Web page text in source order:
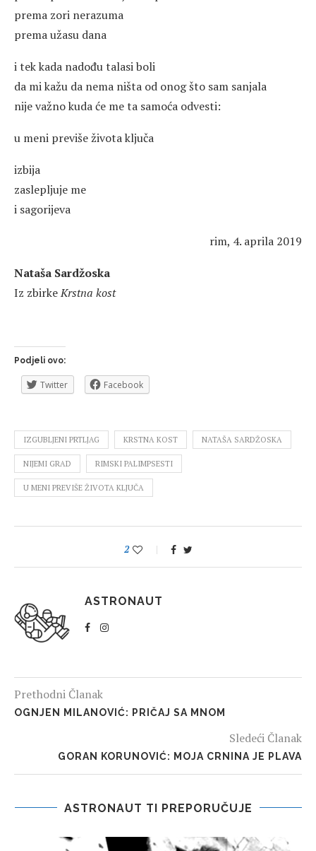
prema zori nerazuma
prema užasu dana
i tek kada nadođu talasi boli
da mi kažu da nema ništa od onog što sam sanjala
nije važno kuda će me ta samoća odvesti:
u meni previše života ključa
izbija
zaslepljuje me
i sagorijeva
rim, 4. aprila 2019
Nataša Sardžoska
Iz zbirkeKrstna kost
Podjeli ovo:
Twitter Facebook
IZGUBLJENI PRTLJAG KRSTNA KOST NATAŠA SARDŽOSKA
NIJEMI GRAD RIMSKI PALIMPSESTI
U MENI PREVIŠE ŽIVOTA KLJUČA
2
ASTRONAUT
Prethodni Članak
OGNJEN MILANOVIĆ: PRIČAJ SA MNOM
Sledeći Članak
GORAN KORUNOVIĆ: MOJA CRNINA JE PLAVA
ASTRONAUT TI PREPORUČUJE